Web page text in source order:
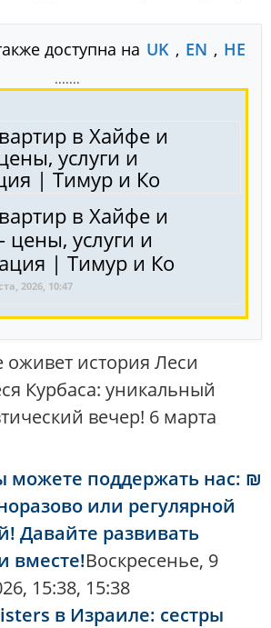
доступна на UK , EN , HE
.......
в Хайфе и
услуги и
| Тимур и Ко
2026, 10:47
можете поддержать нас: ₪
или регулярной
Давайте развивать
вместе!Воскресенье, 9
15:38, 15:38
в Израиле: сестры